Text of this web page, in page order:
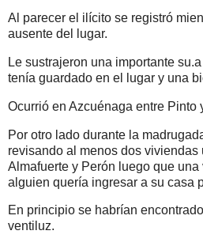
Al parecer el ilícito se registró
ausente del lugar.
Le sustrajeron una importante
tenía guardado en el lugar y una
Ocurrió en Azcuénaga entre Pinto
Por otro lado durante la
revisando al menos dos viviendas
Almafuerte y Perón luego que
alguien quería ingresar a su casa
En principio se habrían
ventiluz.